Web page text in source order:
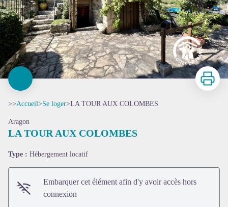
Voir l'image en plein écran
Imprimer
>>Accueil>Se loger>LA TOUR AUX COLOMBES
Aragon
LA TOUR AUX COLOMBES
Type : Hébergement locatif
Embarquer cet élément afin d'y avoir accès hors
connexion